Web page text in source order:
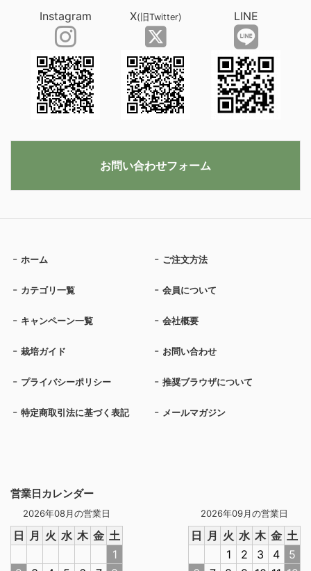
営業日カレンダー
2026年08月の営業日
日 月 火 水 木 金 土
1
2026年09月の営業日
日 月 火 水 木 金 土
1
2 3 4
5
ホーム ご注文方法
カテゴリ一覧 会員について
キャンペーン一覧 会社概要
栽培ガイド お問い合わせ
プライバシーポリシー 推奨ブラウザについて
特定商取引法に基づく表記 メールマガジン
Instagram X(旧Twitter) LINE
お問い合わせフォーム